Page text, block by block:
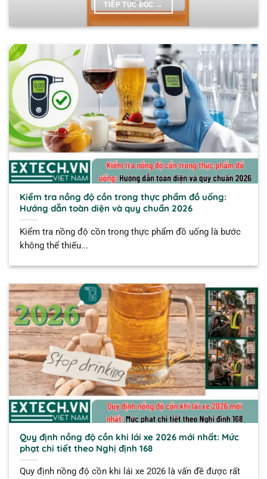
TIẾP TỤC ĐỌC →
Kiểm tra nồng độ cồn trong thực phẩm đồ uống:
Hướng dẫn toàn diện và quy chuẩn 2026
Kiểm tra nồng độ cồn trong thực phẩm đồ uống là bước
không thể thiếu...
Quy định nồng độ cồn khi lái xe 2026 mới nhất: Mức
phạt chi tiết theo Nghị định 168
Quy định nồng độ cồn khi lái xe 2026 là vấn đề được rất